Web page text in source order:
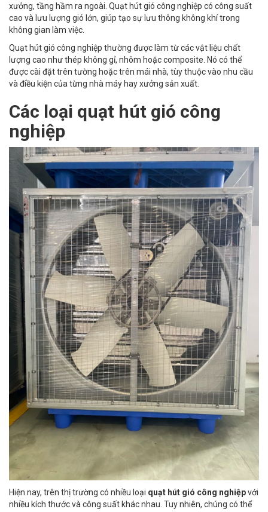
xưởng, tầng hầm ra ngoài. Quạt hút gió công nghiệp có công suất
cao và lưu lượng gió lớn, giúp tạo sự lưu thông không khí trong
không gian làm việc.
Quạt hút gió công nghiệp thường được làm từ các vật liệu chất
lượng cao như thép không gỉ, nhôm hoặc composite. Nó có thể
được cài đặt trên tường hoặc trên mái nhà, tùy thuộc vào nhu cầu
và điều kiện của từng nhà máy hay xưởng sản xuất.
Các loại quạt hút gió công
nghiệp
Hiện nay, trên thị trường có nhiều loại quạt hút gió công nghiệpvới
nhiều kích thước và công suất khác nhau. Tuy nhiên, chúng có thể